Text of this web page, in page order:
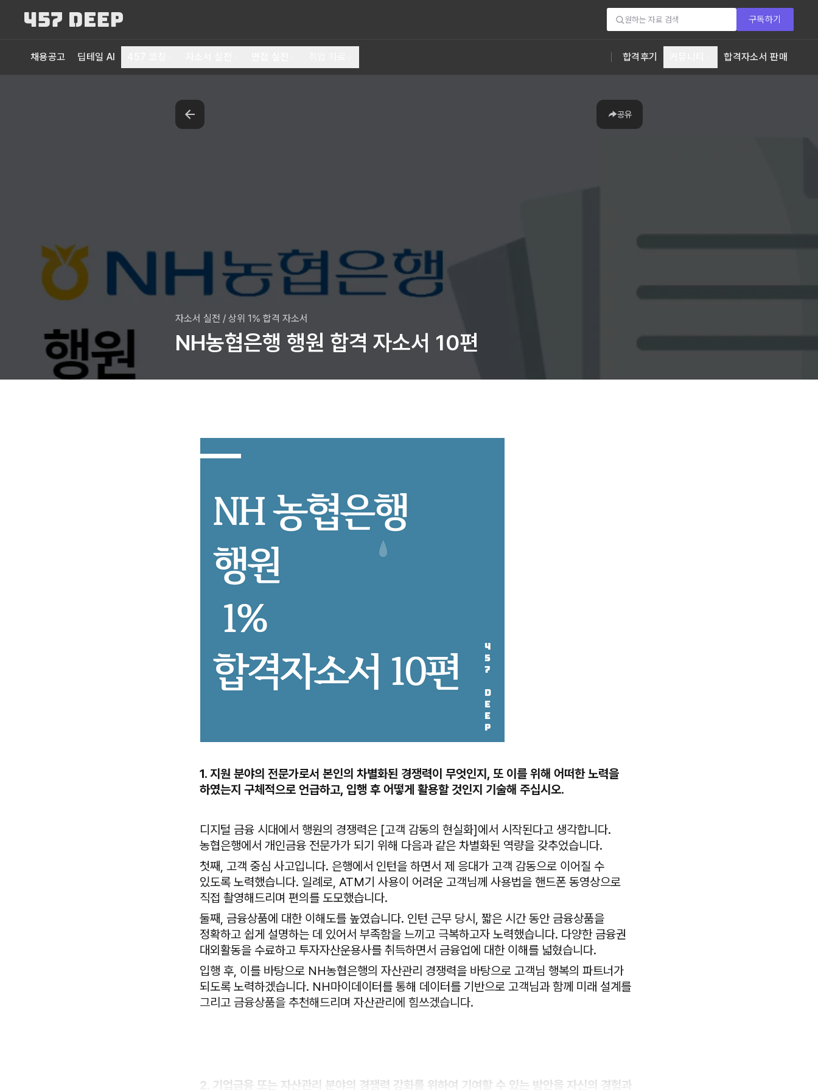
구독하기
채용공고 딥테일 AI 합격후기 합격자소서 판매
공유
자소서 실전 / 상위 1% 합격 자소서
NH농협은행 행원 합격 자소서 10편
1. 지원 분야의 전문가로서 본인의 차별화된 경쟁력이 무엇인지, 또 이를 위해 어떠한 노력을
하였는지 구체적으로 언급하고, 입행 후 어떻게 활용할 것인지 기술해 주십시오.
디지털 금융 시대에서 행원의 경쟁력은 [고객 감동의 현실화]에서 시작된다고 생각합니다.
농협은행에서 개인금융 전문가가 되기 위해 다음과 같은 차별화된 역량을 갖추었습니다.
첫째, 고객 중심 사고입니다. 은행에서 인턴을 하면서 제 응대가 고객 감동으로 이어질 수
있도록 노력했습니다. 일례로, ATM기 사용이 어려운 고객님께 사용법을 핸드폰 동영상으로
직접 촬영해드리며 편의를 도모했습니다.
둘째, 금융상품에 대한 이해도를 높였습니다. 인턴 근무 당시, 짧은 시간 동안 금융상품을
정확하고 쉽게 설명하는 데 있어서 부족함을 느끼고 극복하고자 노력했습니다. 다양한 금융권
대외활동을 수료하고 투자자산운용사를 취득하면서 금융업에 대한 이해를 넓혔습니다.
입행 후, 이를 바탕으로 NH농협은행의 자산관리 경쟁력을 바탕으로 고객님 행복의 파트너가
되도록 노력하겠습니다. NH마이데이터를 통해 데이터를 기반으로 고객님과 함께 미래 설계를
그리고 금융상품을 추천해드리며 자산관리에 힘쓰겠습니다.
2. 기업금융 또는 자산관리 분야의 경쟁력 강화를 위하여 기여할 수 있는 방안을 자신의 경험과